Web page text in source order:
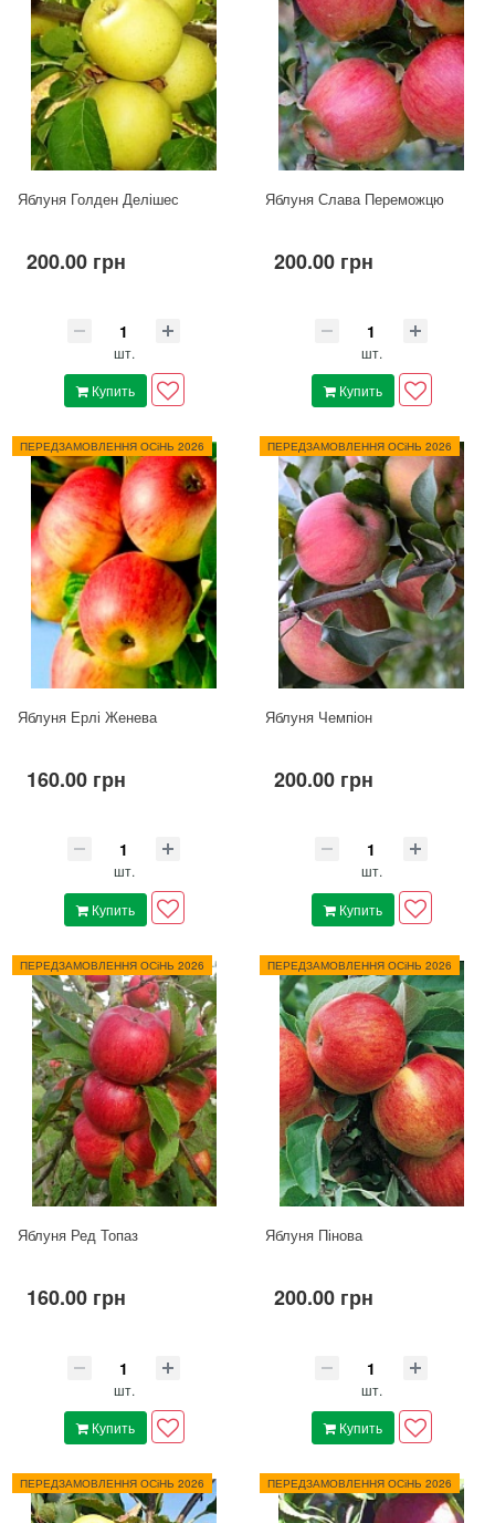
Яблуня Голден Делішес
200.00 грн
шт.
Купить
Яблуня Слава Переможцю
200.00 грн
шт.
Купить
ПЕРЕДЗАМОВЛЕННЯ ОСіНЬ 2026
Яблуня Ерлі Женева
160.00 грн
шт.
Купить
ПЕРЕДЗАМОВЛЕННЯ ОСіНЬ 2026
Яблуня Чемпіон
200.00 грн
шт.
Купить
ПЕРЕДЗАМОВЛЕННЯ ОСіНЬ 2026
Яблуня Ред Топаз
160.00 грн
шт.
Купить
ПЕРЕДЗАМОВЛЕННЯ ОСіНЬ 2026
Яблуня Пінова
200.00 грн
шт.
Купить
ПЕРЕДЗАМОВЛЕННЯ ОСіНЬ 2026 ПЕРЕДЗАМОВЛЕННЯ ОСіНЬ 2026